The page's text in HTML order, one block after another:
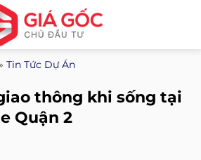
Tin Tức Dự Án
thông khi sống tại
Quận 2